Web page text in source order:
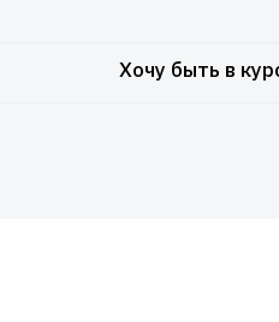
Хочу быть в